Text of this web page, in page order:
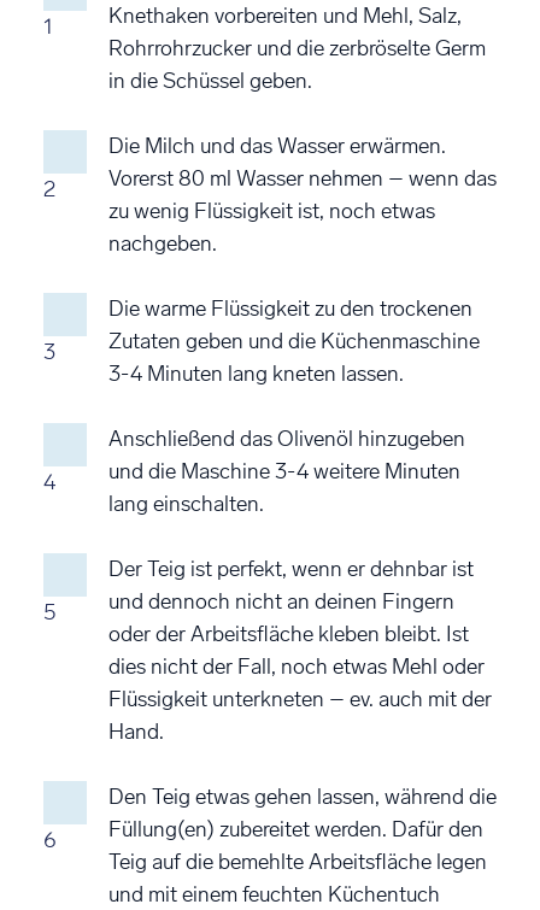
1
Knethaken vorbereiten und Mehl, Salz,
Rohrrohrzucker und die zerbröselte Germ
in die Schüssel geben.
2
Die Milch und das Wasser erwärmen.
Vorerst 80 ml Wasser nehmen – wenn das
zu wenig Flüssigkeit ist, noch etwas
nachgeben.
3
Die warme Flüssigkeit zu den trockenen
Zutaten geben und die Küchenmaschine
3-4 Minuten lang kneten lassen.
4
Anschließend das Olivenöl hinzugeben
und die Maschine 3-4 weitere Minuten
lang einschalten.
5
Der Teig ist perfekt, wenn er dehnbar ist
und dennoch nicht an deinen Fingern
oder der Arbeitsfläche kleben bleibt. Ist
dies nicht der Fall, noch etwas Mehl oder
Flüssigkeit unterkneten – ev. auch mit der
Hand.
6
Den Teig etwas gehen lassen, während die
Füllung(en) zubereitet werden. Dafür den
Teig auf die bemehlte Arbeitsfläche legen
und mit einem feuchten Küchentuch